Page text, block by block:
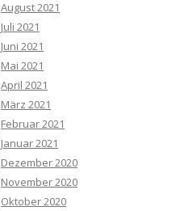
August 2021
Juli 2021
Juni 2021
Mai 2021
April 2021
März 2021
Februar 2021
Januar 2021
Dezember 2020
November 2020
Oktober 2020